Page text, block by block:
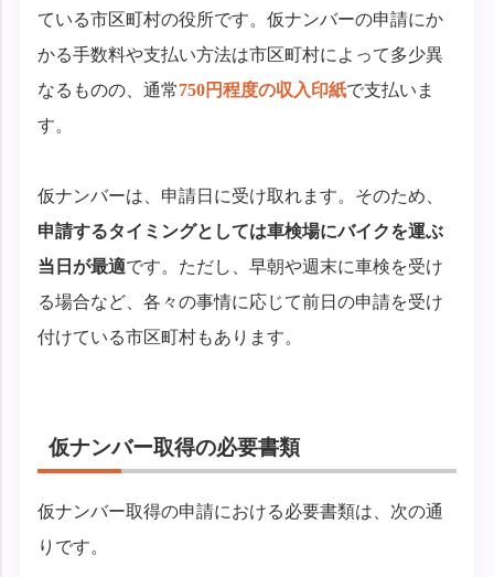
ている市区町村の役所です。仮ナンバーの申請にか
かる手数料や支払い方法は市区町村によって多少異
なるものの、通常750円程度の収入印紙で支払いま
す。
仮ナンバーは、申請日に受け取れます。そのため、
申請するタイミングとしては車検場にバイクを運ぶ
当日が最適です。ただし、早朝や週末に車検を受け
る場合など、各々の事情に応じて前日の申請を受け
付けている市区町村もあります。
仮ナンバー取得の必要書類
仮ナンバー取得の申請における必要書類は、次の通
りです。